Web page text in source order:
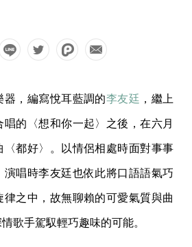
，編寫悅耳藍調的李友廷 ，繼上
的〈想和你一起〉之後，在六月
〈都好〉。以情侶相處時面對事事
演唱時李友廷也依此將口語語氣巧
之中，故無聊賴的可愛氣質與曲
歌手駕馭輕巧趣味的可能。